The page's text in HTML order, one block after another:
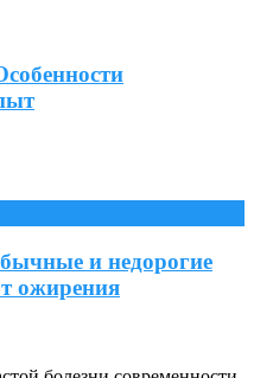
и недорогие
ожирения